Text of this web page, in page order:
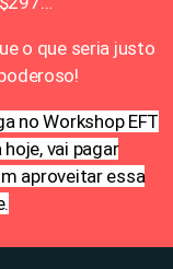
o que seria justo
no Workshop EFT
vai pagar
aproveitar essa